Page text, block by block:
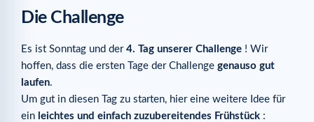
Die Challenge
Es ist Sonntag und der 4. Tag unserer Challenge ! Wir
hoffen, dass die ersten Tage der Challenge genauso gut
laufen.
Um gut in diesen Tag zu starten, hier eine weitere Idee für
ein leichtes und einfach zuzubereitendes Frühstück :